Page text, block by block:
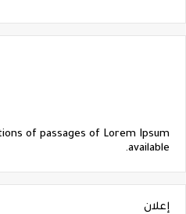
of passages of Lorem Ipsum
available.
إعلان